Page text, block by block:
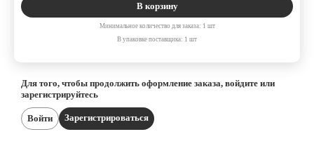
В корзину
Минимальное количество для заказа: 1 шт
В упаковке поставщика: 1 шт
Для того, чтобы продолжить оформление заказа, войдите или
зарегистрируйтесь
Войти Зарегистрироваться